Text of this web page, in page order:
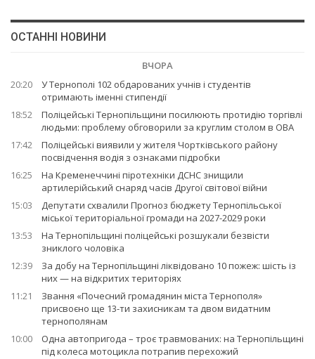
ОСТАННІ НОВИНИ
ВЧОРА
20:20
У Тернополі 102 обдарованих учнів і студентів
отримають іменні стипендії
18:52
Поліцейські Тернопільщини посилюють протидію торгівлі
людьми: проблему обговорили за круглим столом в ОВА
17:42
Поліцейські виявили у жителя Чортківського району
посвідчення водія з ознаками підробки
16:25
На Кременеччині піротехніки ДСНС знищили
артилерійський снаряд часів Другої світової війни
15:03
Депутати схвалили Прогноз бюджету Тернопільської
міської територіальної громади на 2027-2029 роки
13:53
На Тернопільщині поліцейські розшукали безвісти
зниклого чоловіка
12:39
За добу на Тернопільщині ліквідовано 10 пожеж: шість із
них — на відкритих територіях
11:21
Звання «Почесний громадянин міста Тернополя»
присвоєно ще 13-ти захисникам та двом видатним
тернополянам
10:00
Одна автопригода – троє травмованих: на Тернопільщині
під колеса мотоцикла потрапив перехожий